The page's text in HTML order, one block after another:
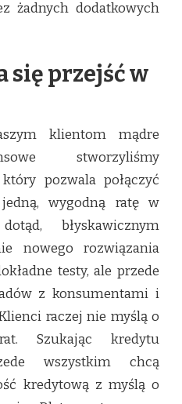
żadnych dodatkowych
się przejść w
klientom mądre
stworzyliśmy
pozwala połączyć
wygodną ratę w
błyskawicznym
nowego rozwiązania
testy, ale przede
z konsumentami i
raczej nie myślą o
Szukając kredytu
wszystkim chcą
kredytową z myślą o